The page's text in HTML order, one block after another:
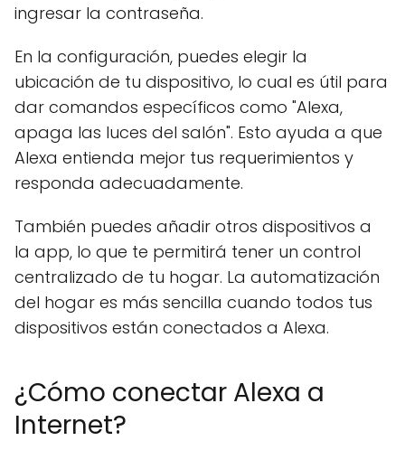
ingresar la contraseña.
En la configuración, puedes elegir la
ubicación de tu dispositivo, lo cual es útil para
dar comandos específicos como "Alexa,
apaga las luces del salón". Esto ayuda a que
Alexa entienda mejor tus requerimientos y
responda adecuadamente.
También puedes añadir otros dispositivos a
la app, lo que te permitirá tener un control
centralizado de tu hogar. La automatización
del hogar es más sencilla cuando todos tus
dispositivos están conectados a Alexa.
¿Cómo conectar Alexa a
Internet?